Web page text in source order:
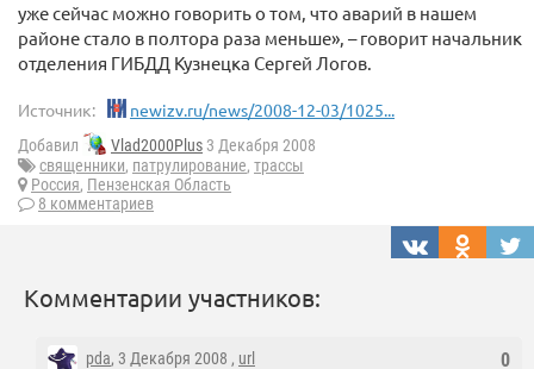
уже сейчас можно говорить о том, что аварий в нашем
районе стало в полтора раза меньше», – говорит начальник
отделения ГИБДД Кузнецка Сергей Логов.
Источник: newizv.ru/news/2008-12-03/1025...
Добавил Vlad2000Plus 3 Декабря 2008
священники, патрулирование, трассы
Россия, Пензенская Область
8 комментариев
Комментарии участников:
0
pda, 3 Декабря 2008 , url